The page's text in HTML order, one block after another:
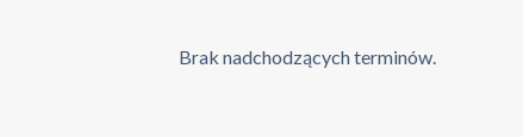
Brak nadchodzących terminów.